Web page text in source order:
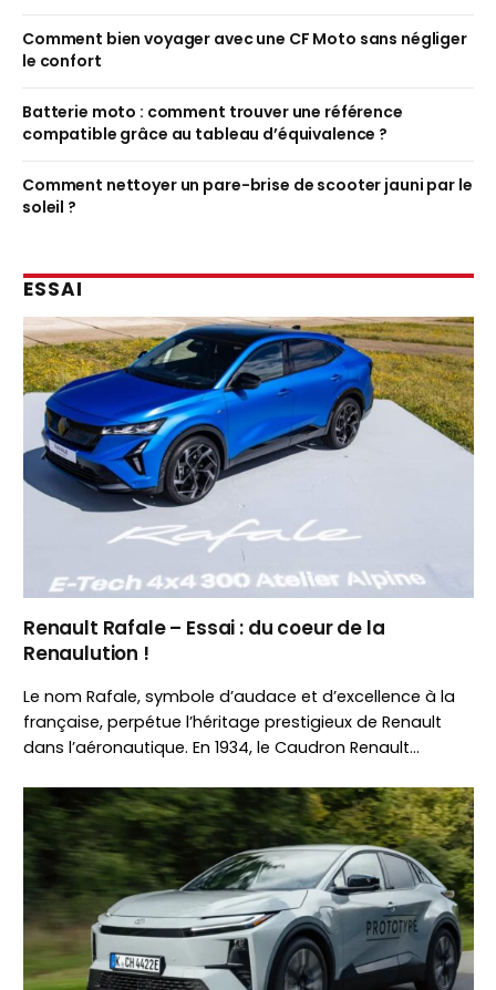
Comment bien voyager avec une CF Moto sans négliger
le confort
Batterie moto : comment trouver une référence
compatible grâce au tableau d’équivalence ?
Comment nettoyer un pare-brise de scooter jauni par le
soleil ?
ESSAI
Renault Rafale – Essai : du coeur de la
Renaulution !
Le nom Rafale, symbole d’audace et d’excellence à la
française, perpétue l’héritage prestigieux de Renault
dans l’aéronautique. En 1934, le Caudron Renault…